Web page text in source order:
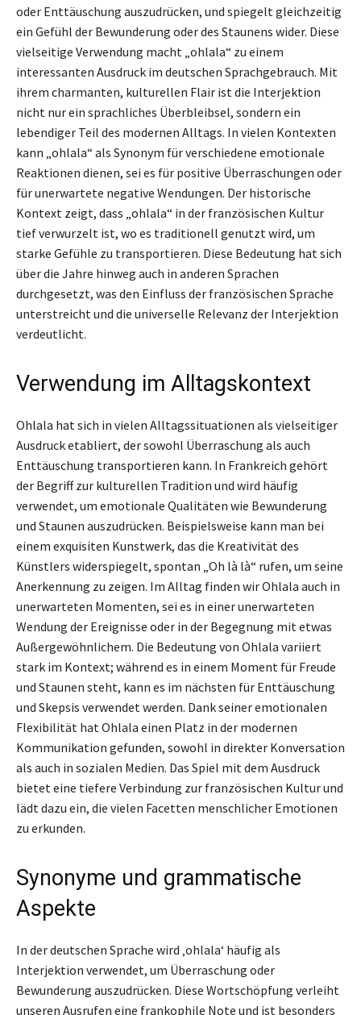
oder Enttäuschung auszudrücken, und spiegelt gleichzeitig
ein Gefühl der Bewunderung oder des Staunens wider. Diese
vielseitige Verwendung macht „ohlala“ zu einem
interessanten Ausdruck im deutschen Sprachgebrauch. Mit
ihrem charmanten, kulturellen Flair ist die Interjektion
nicht nur ein sprachliches Überbleibsel, sondern ein
lebendiger Teil des modernen Alltags. In vielen Kontexten
kann „ohlala“ als Synonym für verschiedene emotionale
Reaktionen dienen, sei es für positive Überraschungen oder
für unerwartete negative Wendungen. Der historische
Kontext zeigt, dass „ohlala“ in der französischen Kultur
tief verwurzelt ist, wo es traditionell genutzt wird, um
starke Gefühle zu transportieren. Diese Bedeutung hat sich
über die Jahre hinweg auch in anderen Sprachen
durchgesetzt, was den Einfluss der französischen Sprache
unterstreicht und die universelle Relevanz der Interjektion
verdeutlicht.
Verwendung im Alltagskontext
Ohlala hat sich in vielen Alltagssituationen als vielseitiger
Ausdruck etabliert, der sowohl Überraschung als auch
Enttäuschung transportieren kann. In Frankreich gehört
der Begriff zur kulturellen Tradition und wird häufig
verwendet, um emotionale Qualitäten wie Bewunderung
und Staunen auszudrücken. Beispielsweise kann man bei
einem exquisiten Kunstwerk, das die Kreativität des
Künstlers widerspiegelt, spontan „Oh là là“ rufen, um seine
Anerkennung zu zeigen. Im Alltag finden wir Ohlala auch in
unerwarteten Momenten, sei es in einer unerwarteten
Wendung der Ereignisse oder in der Begegnung mit etwas
Außergewöhnlichem. Die Bedeutung von Ohlala variiert
stark im Kontext; während es in einem Moment für Freude
und Staunen steht, kann es im nächsten für Enttäuschung
und Skepsis verwendet werden. Dank seiner emotionalen
Flexibilität hat Ohlala einen Platz in der modernen
Kommunikation gefunden, sowohl in direkter Konversation
als auch in sozialen Medien. Das Spiel mit dem Ausdruck
bietet eine tiefere Verbindung zur französischen Kultur und
lädt dazu ein, die vielen Facetten menschlicher Emotionen
zu erkunden.
Synonyme und grammatische
Aspekte
In der deutschen Sprache wird ‚ohlala‘ häufig als
Interjektion verwendet, um Überraschung oder
Bewunderung auszudrücken. Diese Wortschöpfung verleiht
unseren Ausrufen eine frankophile Note und ist besonders